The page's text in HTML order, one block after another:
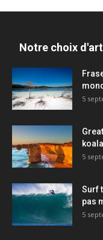
Notre choix
5
5
Surf
pas
5